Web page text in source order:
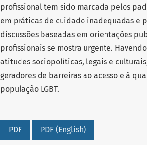
profissional tem sido marcada pelos
em práticas de cuidado inadequadas e
discussões baseadas em orientações
profissionais se mostra urgente.
atitudes sociopolíticas, legais e
geradores de barreiras ao acesso e à
população LGBT.
PDF PDF (English)